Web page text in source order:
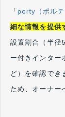
「 porty（ポルテ
細な情報を提供
設置割合（半径
ー付きインター
ど）を確認でき
ため、オーナー